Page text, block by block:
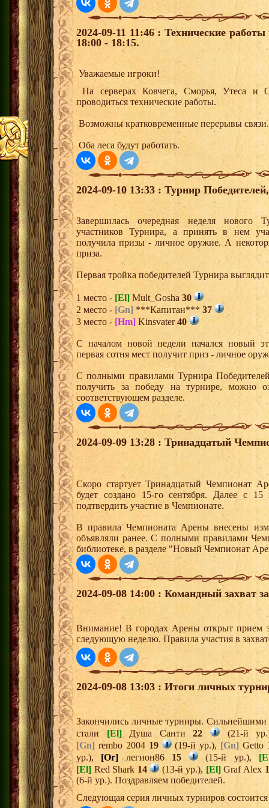
2024-09-11 11:46 : Технические
18:00 - 18:15.
Уважаемые игроки!
На серверах Ковчега, Сморья, Утеса и
проводиться технические работы.
Возможны кратковременные перерывы связи.
Оба леса будут работать.
2024-09-10 13:33 : Турнир
Завершилась очередная неделя нового
участников Турнира, а принять в нем
получила призы - личное оружие. А
приза.
Первая тройка победителей Турнира
1 место - [El] Mult_Gosha 30
2 место - [Gn] ***Капитан*** 37
3 место - [Hm] Kinsvater40
С началом новой недели начался новый
первая сотня мест получит приз - личное
С полными правилами Турнира
получить за победу на турнире, можно
соответствующем разделе.
2024-09-09 13:28 : Тринадцатый
Скоро стартует Тринадцатый Чемпионат
будет создано 15-го сентября. Далее с
подтвердить участие в Чемпионате.
В правила Чемпионата Арены внесены
объявляли ранее. С полными правилами
библиотеке, в разделе "Новый Чемпионат
2024-09-08 14:00 : Командный захват
Внимание! В городах Арены открыт прием
следующую неделю. Правила участия в
2024-09-08 13:03 : Итоги личных
Закончились личные турниры. Сильнейшими
стали [El]Душа Санти22
(21-й
[Gn] rembo 2004 19 (19-й ур.), [Gn] Getto
ур.), [Or] легион86 15 (15-й ур.),
[El] Red Shark 14 (13-й ур.), [El]Graf Alex
(6-й ур.). Поздравляем победителей.
Следующая серия личных турниров состоится